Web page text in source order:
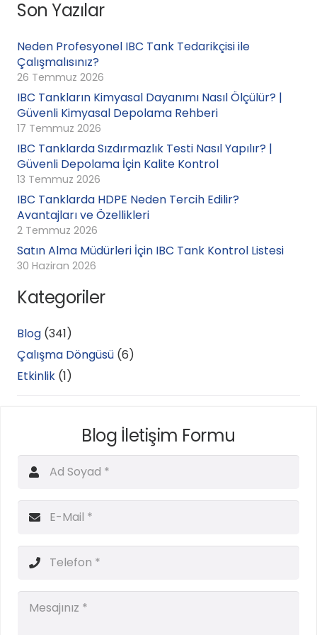
Son Yazılar
Neden Profesyonel IBC Tank Tedarikçisi ile
Çalışmalısınız?
26 Temmuz 2026
IBC Tankların Kimyasal Dayanımı Nasıl Ölçülür? |
Güvenli Kimyasal Depolama Rehberi
17 Temmuz 2026
IBC Tanklarda Sızdırmazlık Testi Nasıl Yapılır? |
Güvenli Depolama İçin Kalite Kontrol
13 Temmuz 2026
IBC Tanklarda HDPE Neden Tercih Edilir?
Avantajları ve Özellikleri
2 Temmuz 2026
Satın Alma Müdürleri İçin IBC Tank Kontrol Listesi
30 Haziran 2026
Kategoriler
Blog (341)
Çalışma Döngüsü (6)
Etkinlik (1)
Blog İletişim Formu